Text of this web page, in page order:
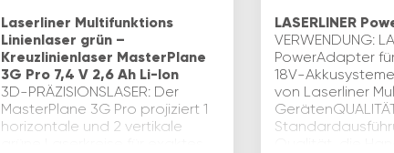
Laserliner Multifunktions
Linienlaser grün –
Kreuzlinienlaser MasterPlane
3G Pro 7,4 V 2,6 Ah Li-Ion
3D-PRÄZISIONSLASER: Der
MasterPlane 3G Pro projiziert 1
horizontale und 2 vertikale
LASERLINER
VERWENDUNG:
PowerAdapter
18V-
von Laserliner